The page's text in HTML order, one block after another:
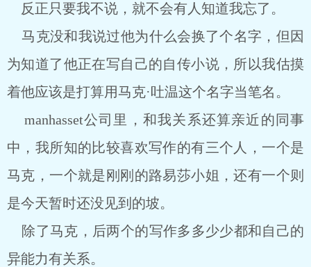
反正只要我不说，就不会有人知道我忘了。
马克没和我说过他为什么会换了个名字，但因
为知道了他正在写自己的自传小说，所以我估摸
着他应该是打算用马克·吐温这个名字当笔名。
manhasset公司里，和我关系还算亲近的同事
中，我所知的比较喜欢写作的有三个人，一个是
马克，一个就是刚刚的路易莎小姐，还有一个则
是今天暂时还没见到的坡。
除了马克，后两个的写作多多少少都和自己的
异能力有关系。